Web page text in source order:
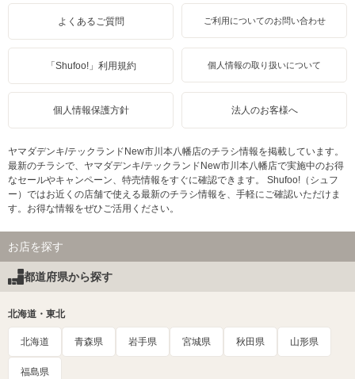
よくあるご質問 ご利用についてのお問い合わせ
「Shufoo!」利用規約 個人情報の取り扱いについて
個人情報保護方針 法人のお客様へ
ヤマダデンキ/テックランドNew市川本八幡店のチラシ情報を掲載しています。
最新のチラシで、ヤマダデンキ/テックランドNew市川本八幡店で実施中のお得
なセールやキャンペーン、特売情報をすぐに確認できます。 Shufoo!（シュフ
ー）ではお近くの店舗で使える最新のチラシ情報を、手軽にご確認いただけま
す。お得な情報をぜひご活用ください。
お店を探す
都道府県から探す
北海道・東北
北海道 青森県 岩手県 宮城県 秋田県 山形県
福島県